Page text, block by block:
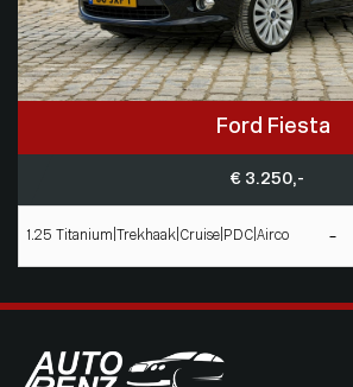
Ford Fiesta
€ 3.250,-
1.25 Titanium|Trekhaak|Cruise|PDC|Airco